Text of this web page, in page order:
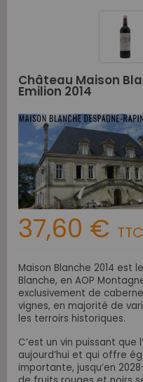
Château Maison
Emilion 2014
37,60 € TTC
Maison Blanche 2014 est
Blanche, en AOP
exclusivement de
vignes, en majorité de
les terroirs historiques.
C’est un vin puissant que
aujourd’hui et qui offre
importante, jusqu’en